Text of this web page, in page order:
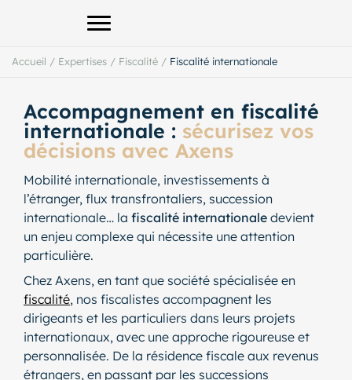
Afficher le menu principal
Accueil / Expertises / Fiscalité / Fiscalité internationale
Accompagnement en fiscalité
internationale : sécurisez vos
décisions avec Axens
Mobilité internationale, investissements à
l’étranger, flux transfrontaliers, succession
internationale… la fiscalité internationale devient
un enjeu complexe qui nécessite une attention
particulière.
Chez Axens, en tant que société spécialisée en
fiscalité, nos fiscalistes accompagnent les
dirigeants et les particuliers dans leurs projets
internationaux, avec une approche rigoureuse et
personnalisée. De la résidence fiscale aux revenus
étrangers, en passant par les successions